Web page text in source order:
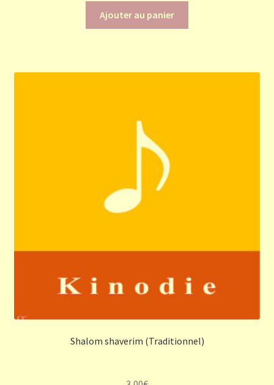
Ajouter au panier
Shalom shaverim (Traditionnel)